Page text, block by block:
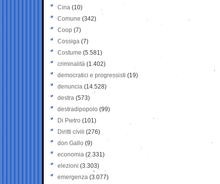
Cina (10)
Comune (342)
Coop (7)
Cossiga (7)
Costume (5.581)
criminalità (1.402)
democratici e progressisti (19)
denuncia (14.528)
destra (573)
destradipopolo (99)
Di Pietro (101)
Diritti civili (276)
don Gallo (9)
economia (2.331)
elezioni (3.303)
emergenza (3.077)